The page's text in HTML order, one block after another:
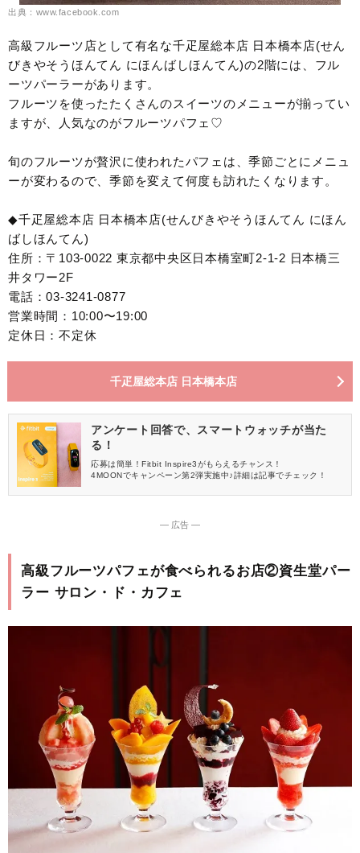
出典：www.facebook.com
高級フルーツ店として有名な千疋屋総本店 日本橋本店(せん
びきやそうほんてん にほんばしほんてん)の2階には、フル
ーツパーラーがあります。
フルーツを使ったたくさんのスイーツのメニューが揃ってい
ますが、人気なのがフルーツパフェ♡
旬のフルーツが贅沢に使われたパフェは、季節ごとにメニュ
ーが変わるので、季節を変えて何度も訪れたくなります。
◆千疋屋総本店 日本橋本店(せんびきやそうほんてん にほん
ばしほんてん)
住所：〒103-0022 東京都中央区日本橋室町2-1-2 日本橋三
井タワー2F
電話：03-3241-0877
営業時間：10:00〜19:00
定休日：不定休
千疋屋総本店 日本橋本店
アンケート回答で、スマートウォッチが当た
る！
応募は簡単！Fitbit Inspire3がもらえるチャンス！
4MOONでキャンペーン第2弾実施中♪詳細は記事でチェック！
― 広告 ―
高級フルーツパフェが食べられるお店②資生堂パー
ラー サロン・ド・カフェ